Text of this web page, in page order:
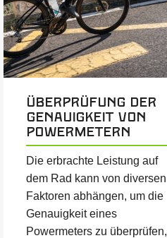
Überprüfung der
Genauigkeit von
Powermetern
Die erbrachte Leistung auf
dem Rad kann von diversen
Faktoren abhängen, um die
Genauigkeit eines
Powermeters zu überprüfen,